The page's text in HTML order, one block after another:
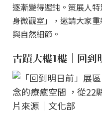
逐漸變得遲鈍。策展人
身微觀室」，邀請大家
與自然細節。
古蹟大樓1樓｜回到